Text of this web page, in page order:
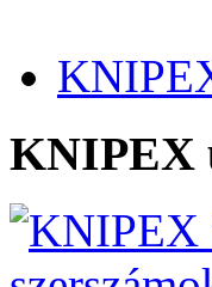
KNIPEX